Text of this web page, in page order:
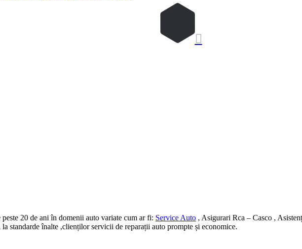

20 de ani în domenii auto variate cum ar fi: Service Auto , Asigurari Rca – Casco ,
standarde înalte ,clienților servicii de reparații auto prompte și economice.